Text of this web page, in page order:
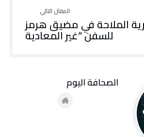
الملاحة في مضيق هرمز
للسفن “غير المعادية